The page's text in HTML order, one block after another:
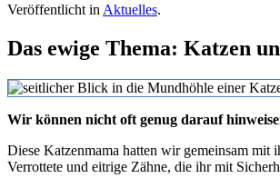
Veröffentlicht in Aktuelles.
Das ewige Thema: Katzen
Wir können nicht oft genug darauf
Diese Katzenmama hatten wir gemeinsam
Verrottete und eitrige Zähne, die ihr mit